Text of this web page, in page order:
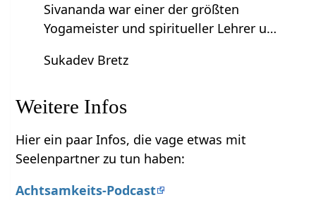
Sivananda war einer der größten
Yogameister und spiritueller Lehrer u…
Sukadev Bretz
Weitere Infos
Hier ein paar Infos, die vage etwas mit
Seelenpartner zu tun haben:
Achtsamkeits-Podcast